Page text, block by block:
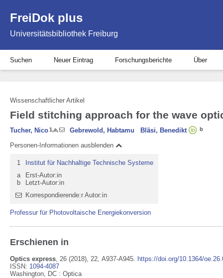
FreiDok plus
Universitätsbibliothek Freiburg
Suchen Neuer Eintrag Forschungsberichte Über
Wissenschaftlicher Artikel
Field stitching approach for the wave
Tucher, Nico1,a, Gebrewold, Habtamu Bläsi, Benedikt b
Personen-Informationen ausblenden
1
Institut für Nachhaltige Technische Systeme
a
Erst-Autor:in
b
Letzt-Autor:in
Korrespondierende:r Autor:in
Professur für Photovoltaische Energiekonversion
Erschienen in
Optics express, 26 (2018), 22, A937-A945. https://doi.org/10.1364/
ISSN: 1094-4087
Washington, DC : Optica